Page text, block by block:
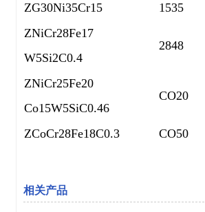
ZG30Ni35Cr15
1535
ZNiCr28Fe17
W5Si2C0.4
2848
ZNiCr25Fe20
Co15W5SiC0.46
CO20
ZCoCr28Fe18C0.3
CO50
相关产品